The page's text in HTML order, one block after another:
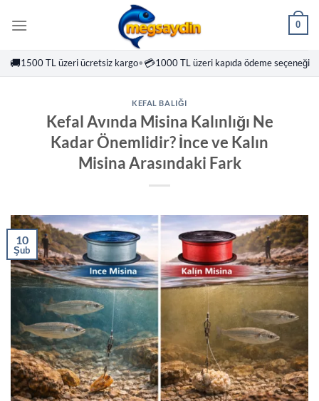
atla
0
🚚1500 TL üzeri ücretsiz kargo•💳1000 TL üzeri kapıda ödeme seçeneği
KEFAL BALIĞI
Kefal Avında Misina Kalınlığı Ne
Kadar Önemlidir? İnce ve Kalın
Misina Arasındaki Fark
10
Şub